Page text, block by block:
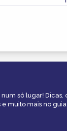
só lugar!
muito mais no